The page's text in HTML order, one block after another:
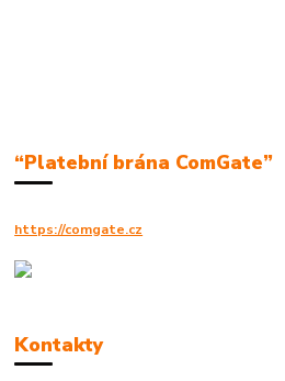
“Platební brána ComGate”
https://comgate.cz
Kontakty